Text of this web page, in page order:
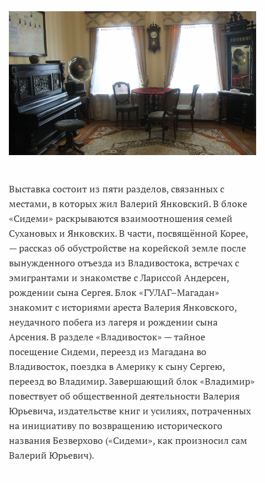
Выставка состоит из пяти разделов, связанных с
местами, в которых жил Валерий Янковский. В блоке
«Сидеми» раскрываются взаимоотношения семей
Сухановых и Янковских. В части, посвящённой Корее,
— рассказ об обустройстве на корейской земле после
вынужденного отъезда из Владивостока, встречах с
эмигрантами и знакомстве с Лариссой Андерсен,
рождении сына Сергея. Блок «ГУЛАГ–Магадан»
знакомит с историями ареста Валерия Янковского,
неудачного побега из лагеря и рождении сына
Арсения. В разделе «Владивосток» — тайное
посещение Сидеми, переезд из Магадана во
Владивосток, поездка в Америку к сыну Сергею,
переезд во Владимир. Завершающий блок «Владимир»
повествует об общественной деятельности Валерия
Юрьевича, издательстве книг и усилиях, потраченных
на инициативу по возвращению исторического
названия Безверхово («Сидеми», как произносил сам
Валерий Юрьевич).